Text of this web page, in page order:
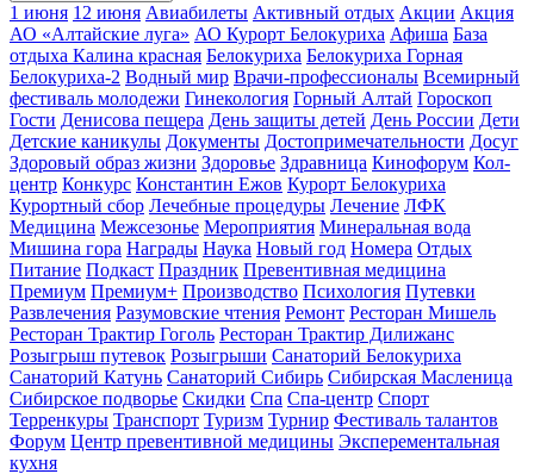
1 июня 12 июня Авиабилеты Активный отдых Акции Акция
АО «Алтайские луга» АО Курорт Белокуриха Афиша База
отдыха Калина красная Белокуриха Белокуриха Горная
Белокуриха-2 Водный мир Врачи-профессионалы Всемирный
фестиваль молодежи Гинекология Горный Алтай Гороскоп
Гости Денисова пещера День защиты детей День России Дети
Детские каникулы Документы Достопримечательности Досуг
Здоровый образ жизни Здоровье Здравница Кинофорум Кол-
центр Конкурс Константин Ежов Курорт Белокуриха
Курортный сбор Лечебные процедуры Лечение ЛФК
Медицина Межсезонье Мероприятия Минеральная вода
Мишина гора Награды Наука Новый год Номера Отдых
Питание Подкаст Праздник Превентивная медицина
Премиум Премиум+ Производство Психология Путевки
Развлечения Разумовские чтения Ремонт Ресторан Мишель
Ресторан Трактир Гоголь Ресторан Трактир Дилижанс
Розыгрыш путевок Розыгрыши Санаторий Белокуриха
Санаторий Катунь Санаторий Сибирь Сибирская Масленица
Сибирское подворье Скидки Спа Спа-центр Спорт
Терренкуры Транспорт Туризм Турнир Фестиваль талантов
Форум Центр превентивной медицины Эксперементальная
кухня